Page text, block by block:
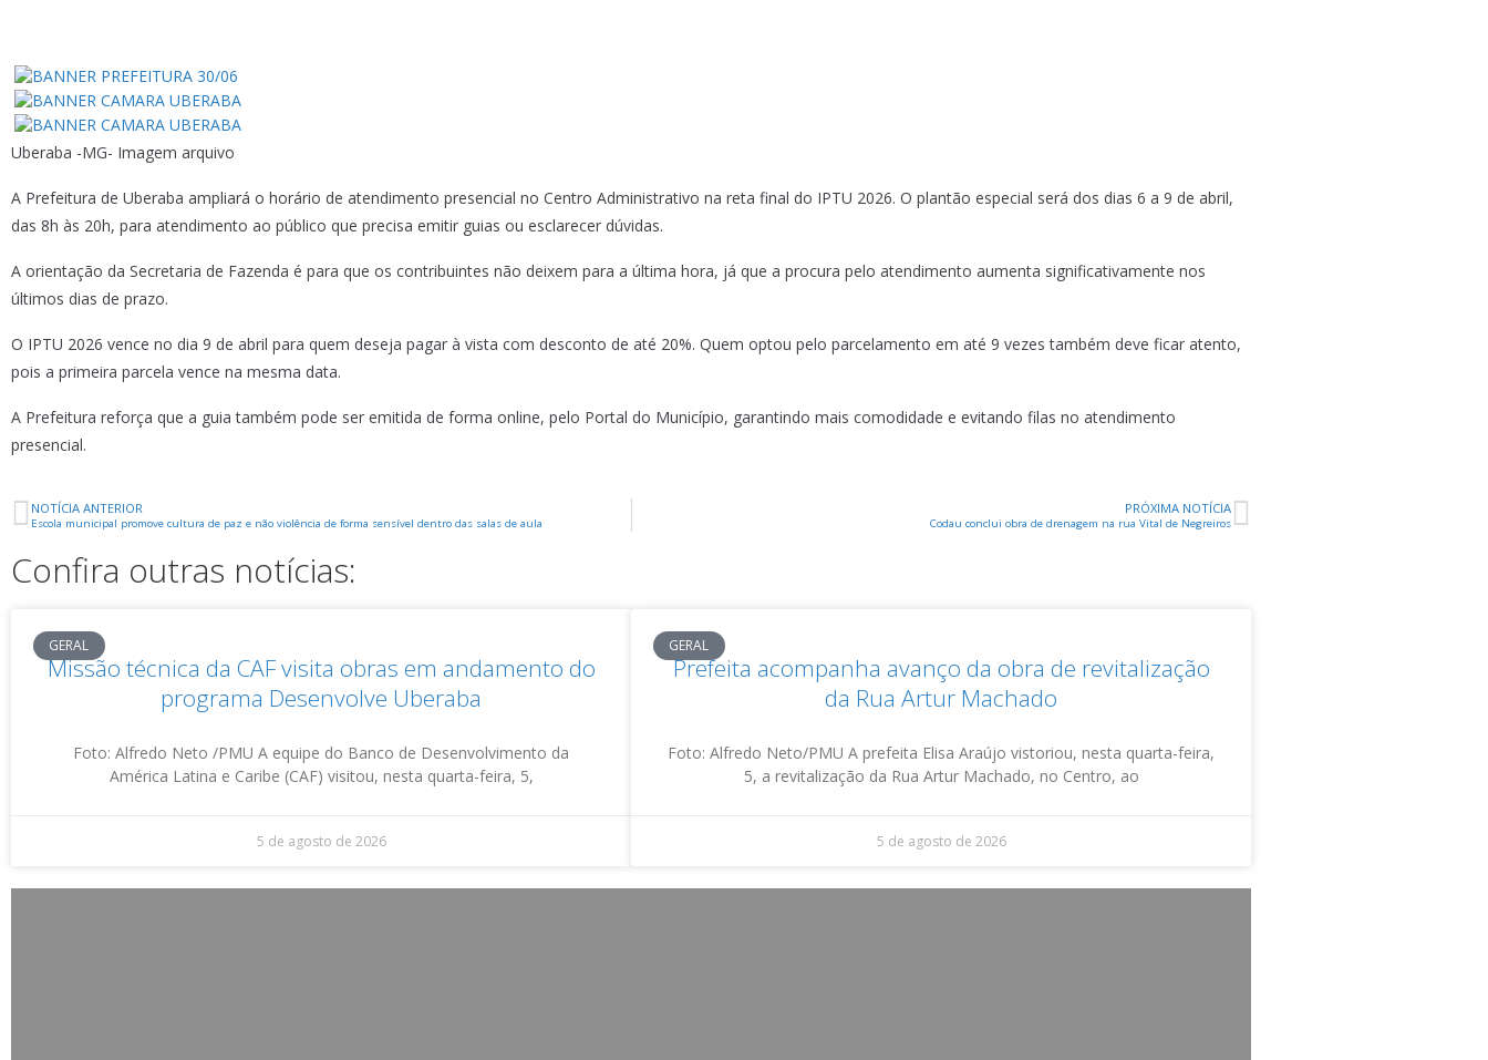
Uberaba -MG- Imagem arquivo
A Prefeitura de Uberaba ampliará o horário de atendimento presencial no Centro Administrativo na reta final do IPTU 2026. O plantão especial será dos dias 6 a 9 de abril,
das 8h às 20h, para atendimento ao público que precisa emitir guias ou esclarecer dúvidas.
A orientação da Secretaria de Fazenda é para que os contribuintes não deixem para a última hora, já que a procura pelo atendimento aumenta significativamente nos
últimos dias de prazo.
O IPTU 2026 vence no dia 9 de abril para quem deseja pagar à vista com desconto de até 20%. Quem optou pelo parcelamento em até 9 vezes também deve ficar atento,
pois a primeira parcela vence na mesma data.
A Prefeitura reforça que a guia também pode ser emitida de forma online, pelo Portal do Município, garantindo mais comodidade e evitando filas no atendimento
presencial.
NOTÍCIA ANTERIOR
Escola municipal promove cultura de paz e não violência de forma sensível dentro das salas de aula
PRÓXIMA NOTÍCIA
Codau conclui obra de drenagem na rua Vital de Negreiros
Confira outras notícias:
GERAL
Missão técnica da CAF visita obras em andamento do
programa Desenvolve Uberaba
Foto: Alfredo Neto /PMU A equipe do Banco de Desenvolvimento da
América Latina e Caribe (CAF) visitou, nesta quarta-feira, 5,
5 de agosto de 2026
GERAL
Prefeita acompanha avanço da obra de revitalização
da Rua Artur Machado
Foto: Alfredo Neto/PMU A prefeita Elisa Araújo vistoriou, nesta quarta-feira,
5, a revitalização da Rua Artur Machado, no Centro, ao
5 de agosto de 2026